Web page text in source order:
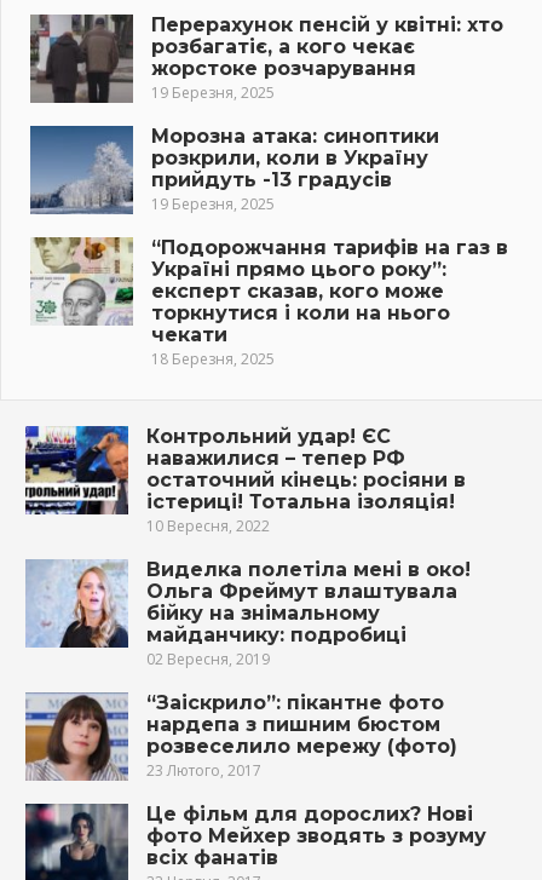
Перерахунок пенсій у квітні: хто
розбагатіє, а кого чекає
жорстоке розчарування
19 Березня, 2025
Морозна атака: синоптики
розкрили, коли в Україну
прийдуть -13 градусів
19 Березня, 2025
“Подорожчання тарифів на газ в
Україні прямо цього року”:
експерт сказав, кого може
торкнутися і коли на нього
чекати
18 Березня, 2025
Контрольний удар! ЄС
наважилися – тепер РФ
остаточний кінець: росіяни в
істериці! Тотальна ізоляція!
10 Вересня, 2022
Виделка полетіла мені в око!
Ольга Фреймут влаштувала
бійку на знімальному
майданчику: подробиці
02 Вересня, 2019
“Заіскрило”: пікантне фото
нардепа з пишним бюстом
розвеселило мережу (фото)
23 Лютого, 2017
Це фільм для дорослих? Нові
фото Мейхер зводять з розуму
всіх фанатів